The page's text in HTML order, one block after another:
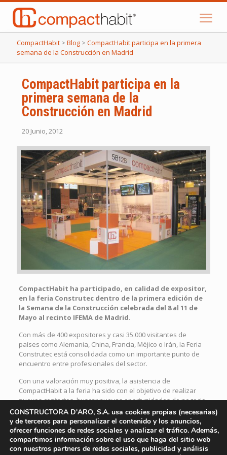
CompactHabit > Blog > CompactHabit participa en la primera
semana de la Construcción en Madrid
CompactHabit participa en la
primera semana de la
Construcción en Madrid
20 Junio, 2012
CompactHabit ha participado, en calidad de expositor,
en la feria Construtec dentro de la primera edición de
la Semana de la Construcción celebrada del 8 al 11 de
Mayo al recinto IFEMA de Madrid.
Con más de 400 expositores y casi 35.000 visitantes de
países como Alemania, China, Francia, Méjico o Irán, la Feria
Construtec está consolidada como un importante punto de
encuentro entre profesionales del sector.
Con una valoración muy positiva, la asistencia de
CompactHabit a la feria ha sido con el objetivo de realizar
nuevos contactos, buscar nuevas oportunidades de negocio
y la voluntad de dar a conocer el sistema eMii y las múltiples
ventajas que este aporta a la construcción de edificios de
diferentes usos.
Además de la construcción, también han sido protagonistas
CONSTRUCTORA D'ARO, S.A. usa cookies propias (necesarias)
y de terceros para personalizar el contenido y los anuncios,
ofrecer funciones de redes sociales y analizar el tráfico. Además,
compartimos información sobre el uso que haga del sitio web
con nuestros partners de redes sociales, publicidad y análisis